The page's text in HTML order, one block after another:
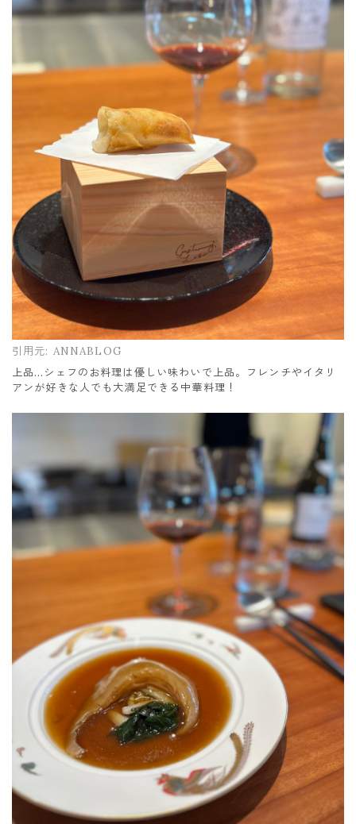
引用元: ANNABLOG
上品…シェフのお料理は優しい味わいで上品。フレンチやイタリ
アンが好きな人でも大満足できる中華料理！